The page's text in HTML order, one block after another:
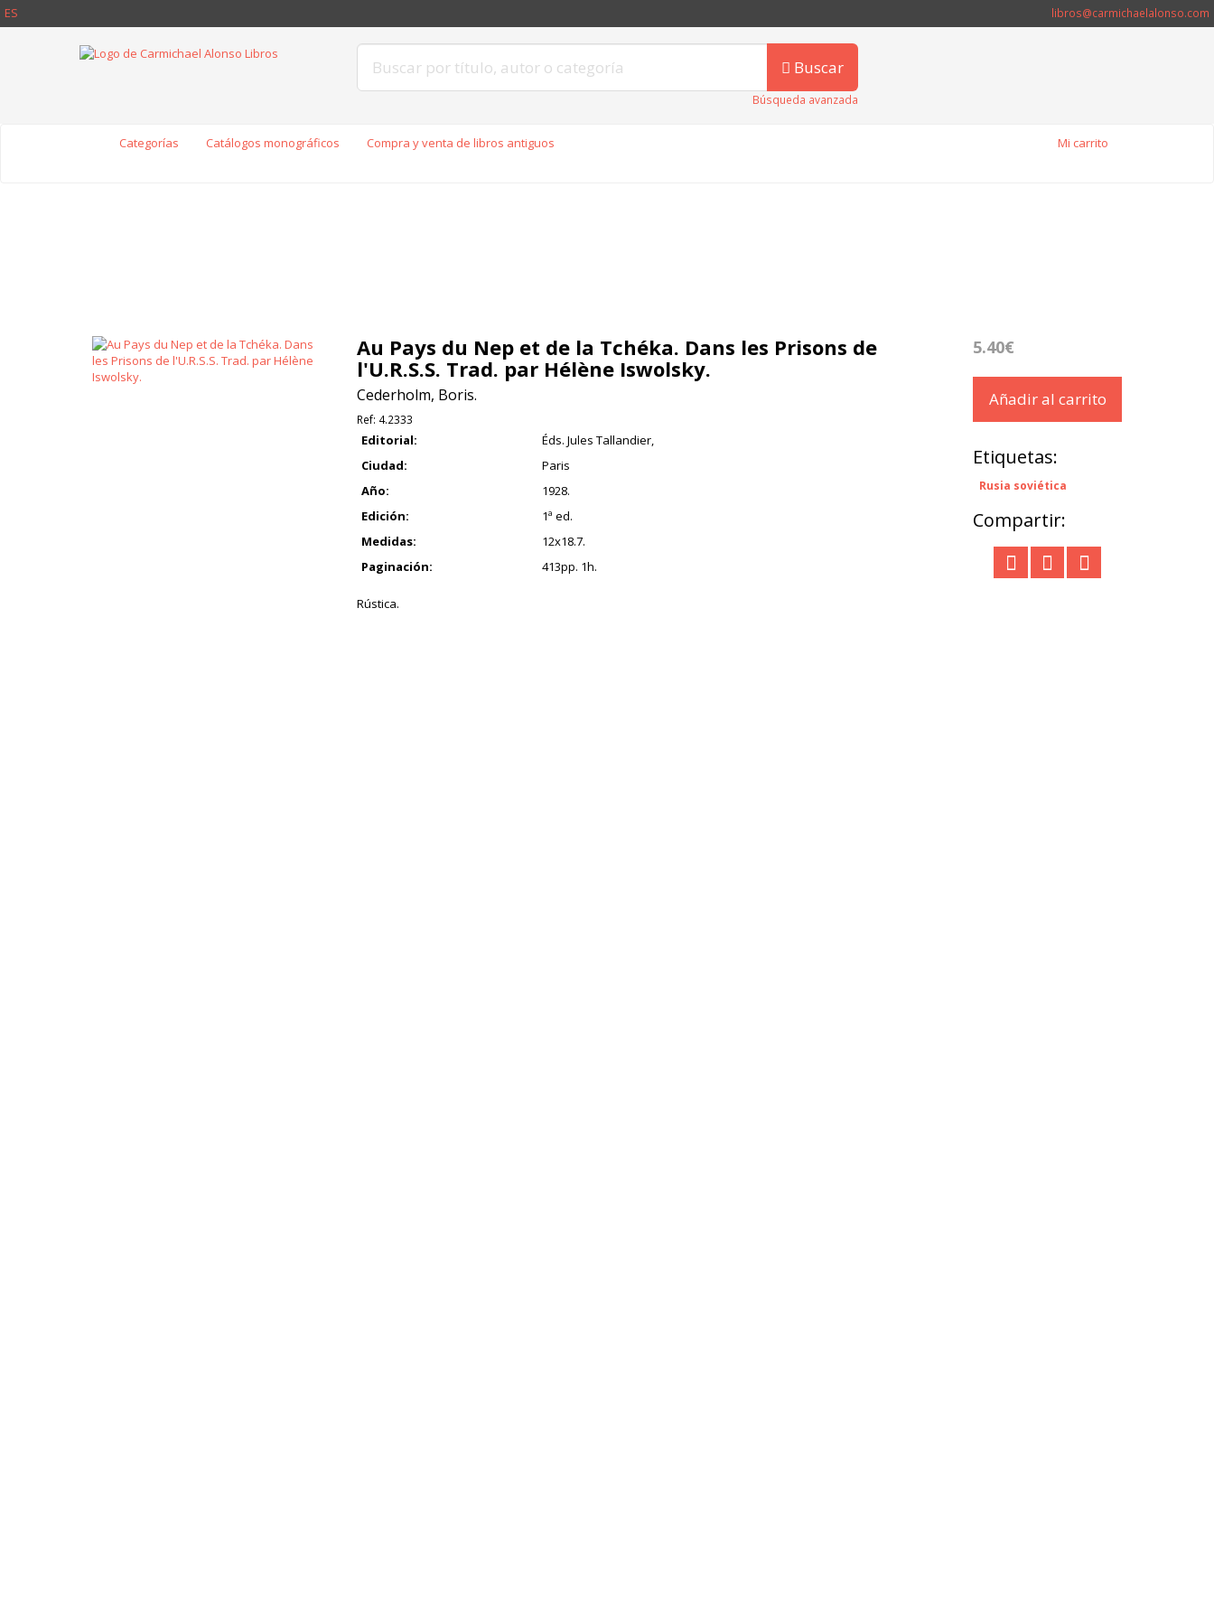
ES libros@carmichaelalonso.com
Buscar
Búsqueda avanzada
Categorías Catálogos monográficos Compra y venta de libros antiguos Mi carrito
Au Pays du Nep et de la Tchéka. Dans les Prisons de
l'U.R.S.S. Trad. par Hélène Iswolsky.
Cederholm, Boris.
Ref: 4.2333
Editorial:
Éds. Jules Tallandier,
Ciudad:
Paris
Año:
1928.
Edición:
1ª ed.
Medidas:
12x18.7.
Paginación:
413pp. 1h.
Rústica.
5.40€
Añadir al carrito
Etiquetas:
Rusia soviética
Compartir: